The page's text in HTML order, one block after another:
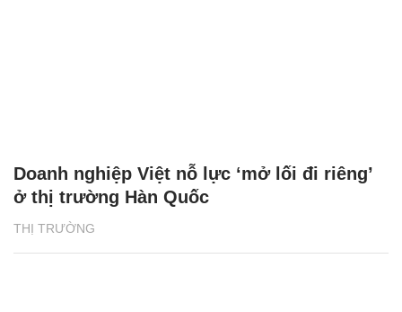
THỊ TRƯỜNG
Doanh nghiệp Việt nỗ lực ‘mở lối đi riêng’
ở thị trường Hàn Quốc